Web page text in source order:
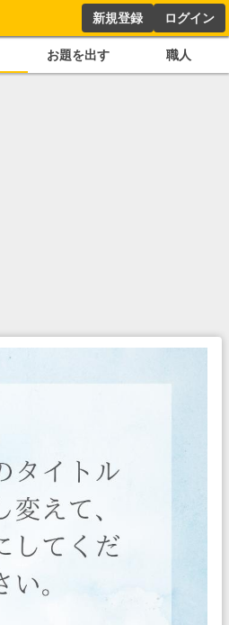
新規登録 ログイン
お題を出す 職人